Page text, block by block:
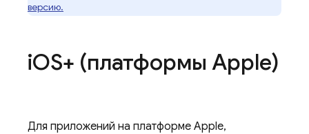
версию.
iOS+ (платформы Apple)
Для приложений на платформе Apple,